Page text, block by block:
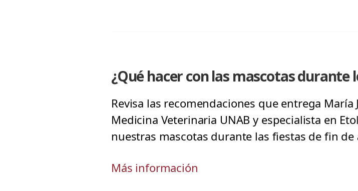
¿Qué hacer con las mascotas durante
Revisa las recomendaciones que entrega María
Medicina Veterinaria UNAB y especialista en
nuestras mascotas durante las fiestas de fin de
Más información